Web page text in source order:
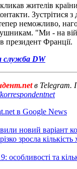
жителів
Зустрітися
неможливо,
"Ми - на
президент Франції.
служба DW
в Telegram.
в Google News
новий варіант
зросла
та